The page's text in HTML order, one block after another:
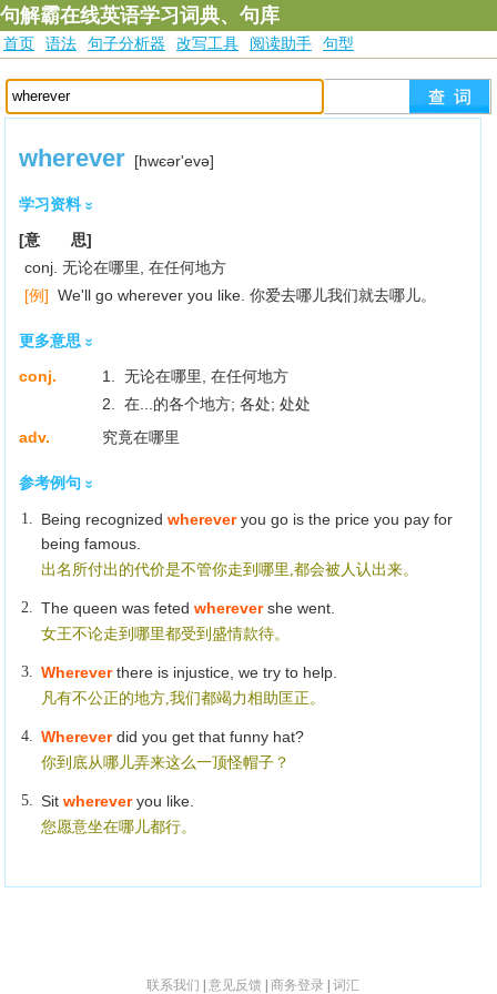
句解霸在线英语学习词典、句库
首页 语法 句子分析器 改写工具 阅读助手 句型
wherever [hwєәr'evә]
学习资料
[意 思]
conj. 无论在哪里, 在任何地方
[例] We'll go wherever you like. 你爱去哪儿我们就去哪儿。
更多意思
conj.
1. 无论在哪里, 在任何地方
2. 在...的各个地方; 各处; 处处
adv.
究竟在哪里
参考例句
1. Being recognized whereveryou go is the price you pay for
being famous.
出名所付出的代价是不管你走到哪里,都会被人认出来。
2. The queen was feted wherevershe went.
女王不论走到哪里都受到盛情款待。
3. Whereverthere is injustice, we try to help.
凡有不公正的地方,我们都竭力相助匡正。
4. Whereverdid you get that funny hat?
你到底从哪儿弄来这么一顶怪帽子？
5. Sit whereveryou like.
您愿意坐在哪儿都行。
联系我们 |意见反馈 |商务登录 |词汇